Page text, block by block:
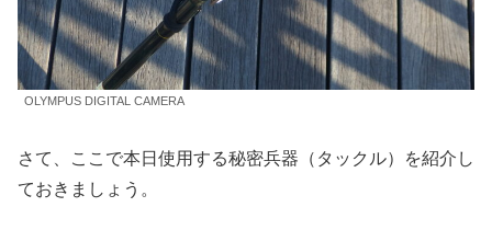
OLYMPUS DIGITAL CAMERA
さて、ここで本日使用する秘密兵器（タックル）を紹介し
ておきましょう。